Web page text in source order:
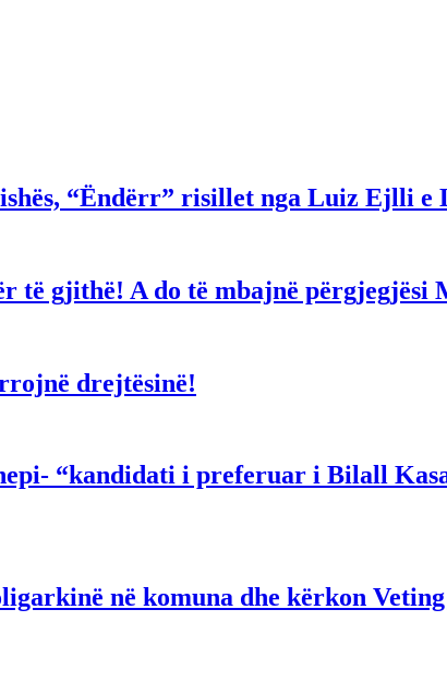
“Ëndërr” risillet nga Luiz Ejlli e
të gjithë! A do të mbajnë
drejtësinë!
“kandidati i preferuar i Bilall
në komuna dhe kërkon